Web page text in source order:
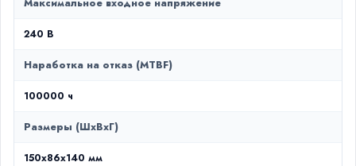
Максимальное входное напряжение
240 В
Наработка на отказ (MTBF)
100000 ч
Размеры (ШxВxГ)
150x86x140 мм